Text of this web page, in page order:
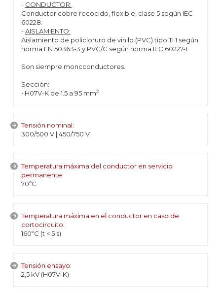
- CONDUCTOR:
Conductor cobre recocido, flexible, clase 5 según IEC
60228.
-AISLAMIENTO:
Aislamiento de policloruro de vinilo (PVC) tipo TI 1 según
norma EN 50363-3 y PVC/C según norma IEC 60227-1.
Son siempre moncconductores.
Sección:
• H07V-K de 1.5 a 95 mm2
Tensión nominal:
300/500 V | 450/750 V
Temperatura máxima del conductor en servicio
permanente:
70ºC
Temperatura máxima en el conductor en caso de
cortocircuito:
160ºC (t < 5 s)
Tensión ensayo:
2,5 kV (H07V-K)